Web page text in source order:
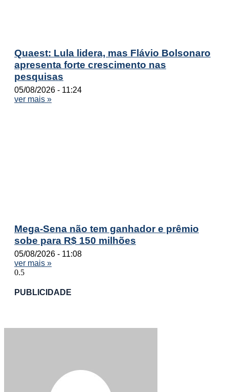
Quaest: Lula lidera, mas Flávio Bolsonaro
apresenta forte crescimento nas
pesquisas
05/08/2026
11:24
ver mais »
Mega-Sena não tem ganhador e prêmio
sobe para R$ 150 milhões
05/08/2026
11:08
ver mais »
PUBLICIDADE